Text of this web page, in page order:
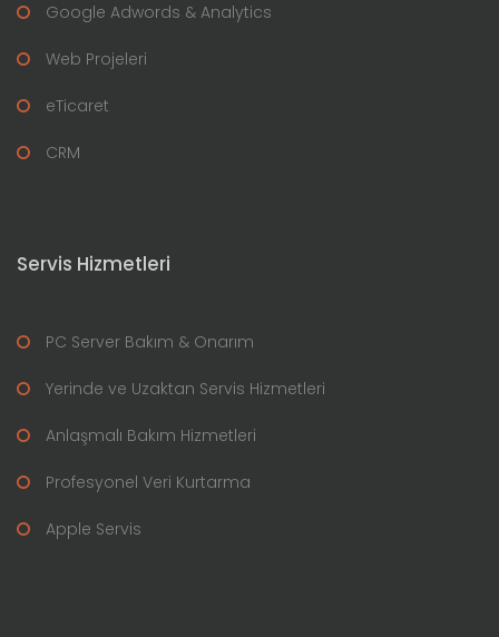
Google Adwords & Analytics
Web Projeleri
eTicaret
CRM
Servis Hizmetleri
PC Server Bakım & Onarım
Yerinde ve Uzaktan Servis Hizmetleri
Anlaşmalı Bakım Hizmetleri
Profesyonel Veri Kurtarma
Apple Servis